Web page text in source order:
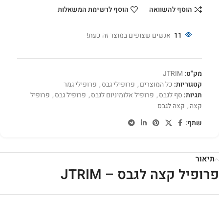
הוסף להשוואה
הוסף לרשימת המשאלות
11 אנשים שצופים במוצר זה כעת!
מק"ט: JTRIM
קטגוריות: כל המוצרים, פרופילי גבס, פרופילי גמר
תגיות: סף לגבס, פרופיל אלומיניום לגבס, פרופיל גבס, פרופיל
קצה, קצה לגבס
שתף:
תיאור
פרופיל קצה לגבס – JTRIM